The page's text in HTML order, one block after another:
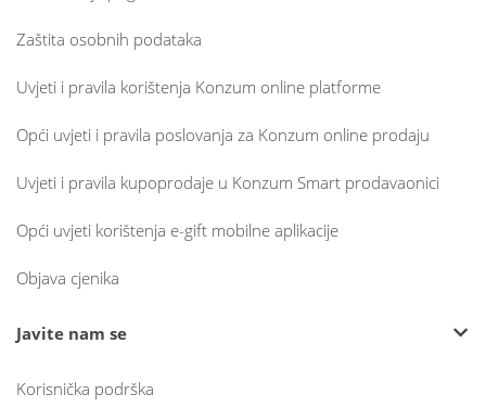
Zaštita osobnih podataka
Uvjeti i pravila korištenja Konzum online platforme
Opći uvjeti i pravila poslovanja za Konzum online prodaju
Uvjeti i pravila kupoprodaje u Konzum Smart prodavaonici
Opći uvjeti korištenja e-gift mobilne aplikacije
Objava cjenika
Javite nam se
Korisnička podrška